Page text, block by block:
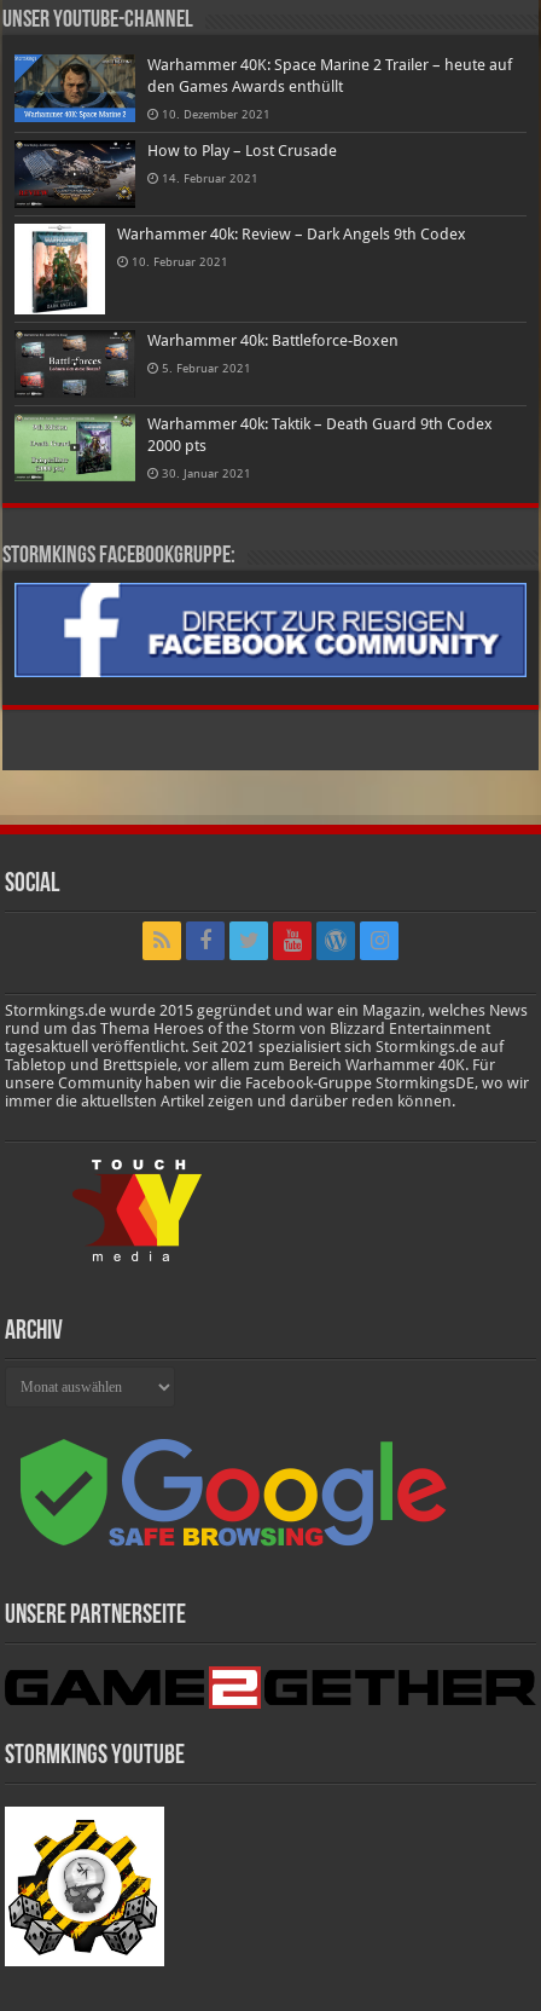
Unser Youtube-Channel
Warhammer 40K: Space Marine 2 Trailer – heute auf
den Games Awards enthüllt
10. Dezember 2021
How to Play – Lost Crusade
14. Februar 2021
Warhammer 40k: Review – Dark Angels 9th Codex
10. Februar 2021
Warhammer 40k: Battleforce-Boxen
5. Februar 2021
Warhammer 40k: Taktik – Death Guard 9th Codex
2000 pts
30. Januar 2021
Stormkings Facebookgruppe:
Social
Stormkings.de wurde 2015 gegründet und war ein Magazin, welches News
rund um das Thema Heroes of the Storm von Blizzard Entertainment
tagesaktuell veröffentlicht. Seit 2021 spezialisiert sich Stormkings.de auf
Tabletop und Brettspiele, vor allem zum Bereich Warhammer 40K. Für
unsere Community haben wir die Facebook-Gruppe StormkingsDE, wo wir
immer die aktuellsten Artikel zeigen und darüber reden können.
Archiv
Unsere Partnerseite
Stormkings Youtube